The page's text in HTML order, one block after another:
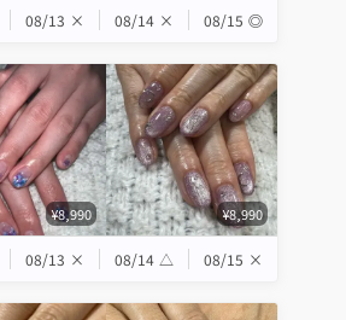
08/13 × 08/14 × 08/15 ◎
¥8,990 ¥8,990
08/13 × 08/14 △ 08/15 ×